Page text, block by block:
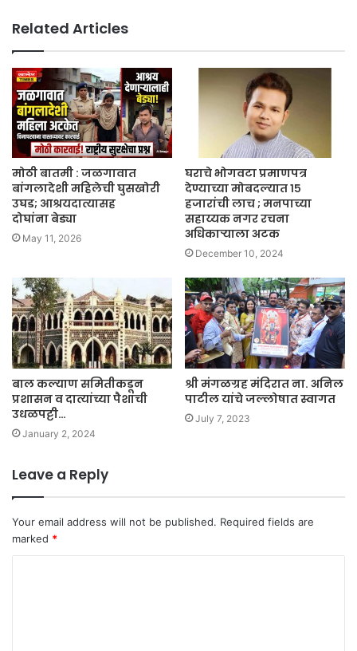
Related Articles
मोठी बातमी : जळगावात
बांगलादेशी महिलेची घुसखोरी
उघड; आश्रयदात्यासह
दोघांना बेड्या
May 11, 2026
घराचे भोगवटा प्रमाणपत्र
देण्याच्या मोबदल्यात १५
हजारांची लाच ; मनपाच्या
सहाय्यक नगर रचना
अधिकाऱ्याला अटक
December 10, 2024
बाल कल्याण समितीकडून
प्रशासन व दात्यांच्या पैशांची
उधळपट्टी…
January 2, 2024
श्री मंगळग्रह मंदिरात ना. अनिल
पाटील यांचे जल्लोषात स्वागत
July 7, 2023
Leave a Reply
Your email address will not be published. Required fields are
marked *